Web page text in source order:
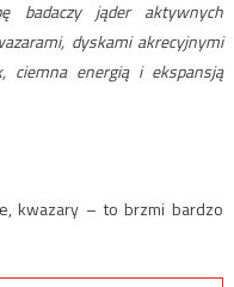
badaczy jąder aktywnych
dyskami akrecyjnymi
ciemna energią i ekspansją
kwazary – to brzmi bardzo